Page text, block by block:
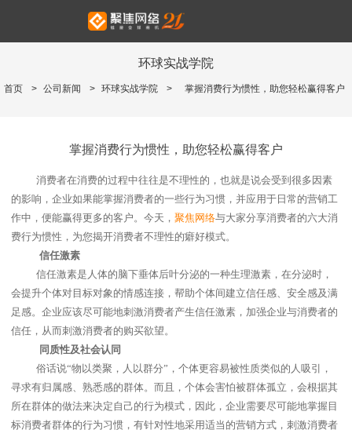
环球实战学院
首页 > 公司新闻 > 环球实战学院 > 掌握消费行为惯性，助您轻松赢得客户
掌握消费行为惯性，助您轻松赢得客户
消费者在消费的过程中往往是不理性的，也就是说会受到很多因素
的影响，企业如果能掌握消费者的一些行为习惯，并应用于日常的营销工
作中，便能赢得更多的客户。今天， 聚焦网络与大家分享消费者的六大消
费行为惯性，为您揭开消费者不理性的癖好模式。
信任激素
信任激素是人体的脑下垂体后叶分泌的一种生理激素，在分泌时，
会提升个体对目标对象的情感连接，帮助个体间建立信任感、安全感及满
足感。企业应该尽可能地刺激消费者产生信任激素，加强企业与消费者的
信任，从而刺激消费者的购买欲望。
同质性及社会认同
俗话说“物以类聚，人以群分”，个体更容易被性质类似的人吸引，
寻求有归属感、熟悉感的群体。而且，个体会害怕被群体孤立，会根据其
所在群体的做法来决定自己的行为模式，因此，企业需要尽可能地掌握目
标消费者群体的行为习惯，有针对性地采用适当的营销方式，刺激消费者